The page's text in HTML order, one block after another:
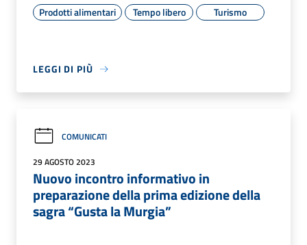
Prodotti alimentari Tempo libero Turismo
LEGGI DI PIÙ
COMUNICATI
29 AGOSTO 2023
Nuovo incontro informativo in
preparazione della prima edizione della
sagra “Gusta la Murgia”